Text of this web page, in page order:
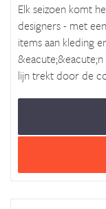
Elk seizoen komt
designers - met
items aan kleding
lijn trekt door de